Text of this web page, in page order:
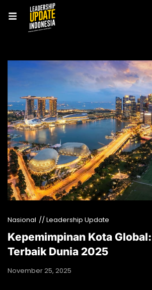
Nasional // Leadership Update
Kepemimpinan Kota
Terbaik Dunia 2025
November 25, 2025